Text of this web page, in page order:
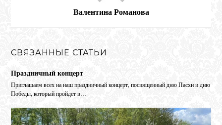
Валентина Романова
СВЯЗАННЫЕ СТАТЬИ
Праздничный концерт
Приглашаем всех на наш праздничный концерт, посвященный дню Пасхи и дню
Победы, который пройдет в…